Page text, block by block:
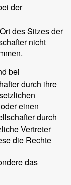
der
des Sitzes der
nicht
bei
durch ihre
einen
durch
Vertreter
die Rechte
das